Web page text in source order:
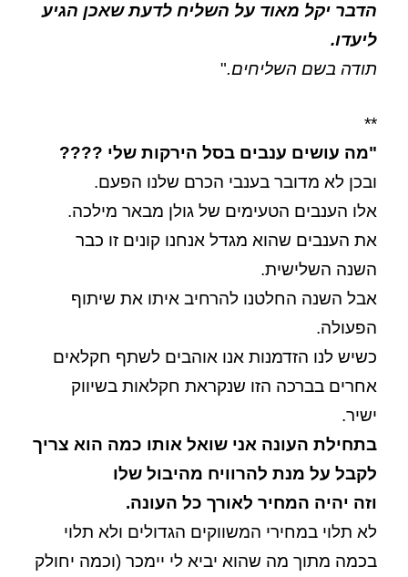
הדבר יקל מאוד על השליח לדעת שאכן הגיע
ליעדו.
תודה בשם השליחים."
**
"מה עושים ענבים בסל הירקות שלי ????
ובכן לא מדובר בענבי הכרם שלנו הפעם.
אלו הענבים הטעימים של גולן מבאר מילכה.
את הענבים שהוא מגדל אנחנו קונים זו כבר
השנה השלישית.
אבל השנה החלטנו להרחיב איתו את שיתוף
הפעולה.
כשיש לנו הזדמנות אנו אוהבים לשתף חקלאים
אחרים בברכה הזו שנקראת חקלאות בשיווק
ישיר.
בתחילת העונה אני שואל אותו כמה הוא צריך
לקבל על מנת להרוויח מהיבול שלו
וזה יהיה המחיר לאורך כל העונה.
לא תלוי במחירי המשווקים הגדולים ולא תלוי
בכמה מתוך מה שהוא יביא לי יימכר (וכמה יחולק